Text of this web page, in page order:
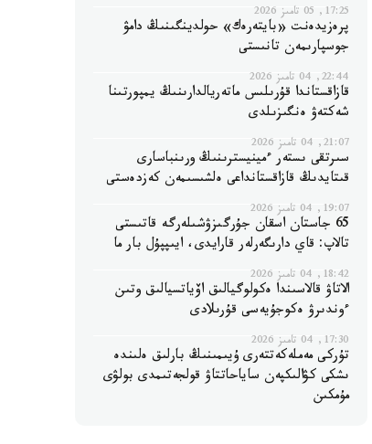
17:25, 05 تامىز 2026
پرەزيدەنت «بايتەرەك» حولدينگىنىڭ دامۋ
جوسپارىمەن تانىستى
22:44, 04 تامىز 2026
قازاقستاندا قۇرىلىس ماتەريالدارىنىڭ يمپورتىنا
شەكتەۋ ەنگىزىلدى
21:07, 04 تامىز 2026
سىرتقى ىستەر ءمينيسترىنىڭ ورىنباسارى
قىتايدىڭ قازاقستانداعى ەلشىسىمەن كەزدەستى
19:07, 04 تامىز 2026
65 جاستان اسقان جۇرگىزۋشىلەرگە قاتىستى
تالاپ: قاي دارىگەرلەر قارايدى، ايىپپۇل بار ما
18:42, 04 تامىز 2026
الاتاۋ قالاسىندا ەكولوگيالىق اۆياتسيالىق وتىن
ءوندىرۋ ەكوجۇيەسى قۇرىلادى
17:30, 04 تامىز 2026
تۇركى مەملەكەتتەرى ۇيىمىنىڭ بارلىق ەلىندە
ىشكى كۋالىكپەن ساياحاتتاۋ قولجەتىمدى بولۋى
مۇمكىن